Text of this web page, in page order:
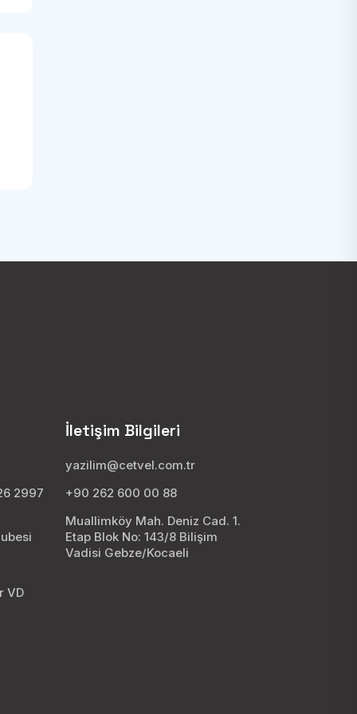
2997
VD
İletişim Bilgileri
yazilim@cetvel.com.tr
+90 262 600 00 88
Muallimköy Mah. Deniz Cad. 1.
Etap Blok No: 143/8 Bilişim
Vadisi Gebze/Kocaeli